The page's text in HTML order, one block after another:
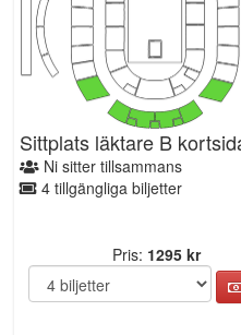
Sittplats läktare B
Ni sitter tillsammans
4 tillgängliga biljetter
Pris: 1295 kr